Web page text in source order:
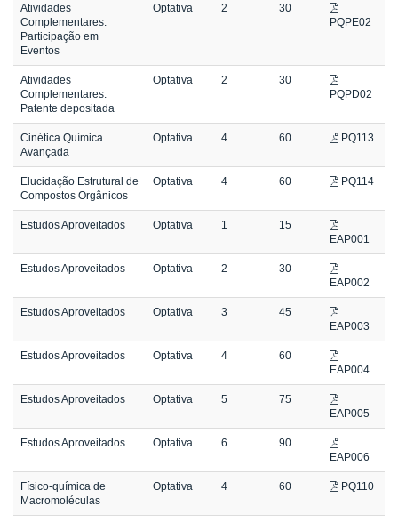
Atividades
Complementares:
Participação em
Eventos
Optativa 2
30
PQPE02
Atividades
Complementares:
Patente depositada
Optativa 2
30
PQPD02
Cinética Química
Avançada
Optativa 4 60 PQ113
Elucidação Estrutural de
Compostos Orgânicos
Optativa 4 60 PQ114
Estudos Aproveitados Optativa 1
15
EAP001
Estudos Aproveitados Optativa 2
30
EAP002
Estudos Aproveitados Optativa 3
45
EAP003
Estudos Aproveitados Optativa 4
60
EAP004
Estudos Aproveitados Optativa 5
75
EAP005
Estudos Aproveitados Optativa 6
90
EAP006
Físico-química de
Macromoléculas
Optativa 4 60 PQ110